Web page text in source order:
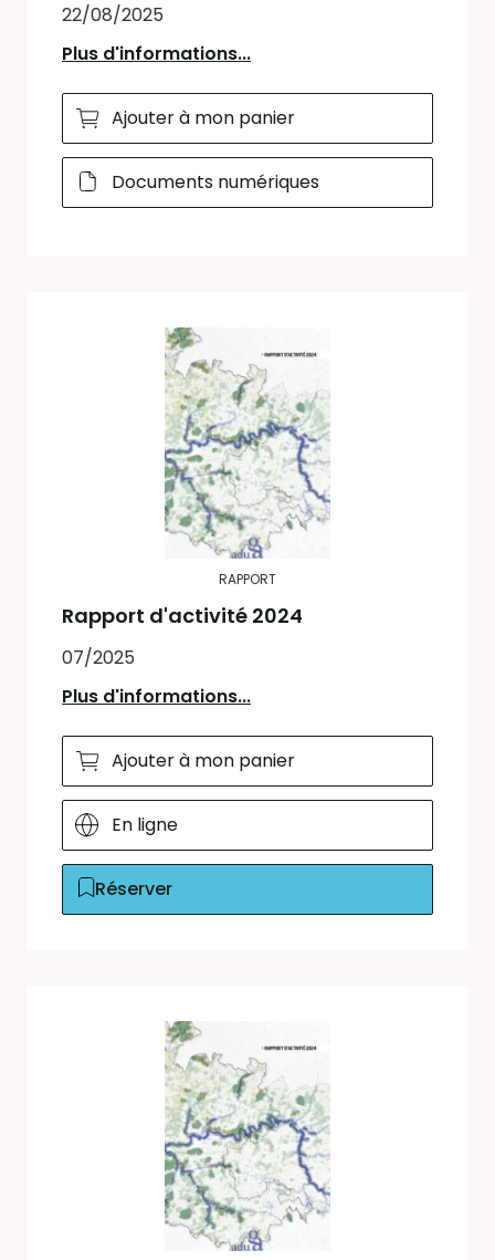
22/08/2025
Plus d'informations...
Ajouter à mon panier
Documents numériques
RAPPORT
Rapport d'activité 2024
07/2025
Plus d'informations...
Ajouter à mon panier
En ligne
Réserver